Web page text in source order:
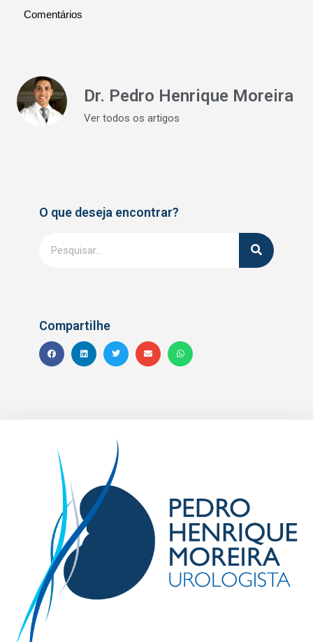
Comentários
Dr. Pedro Henrique Moreira
Ver todos os artigos
O que deseja encontrar?
Compartilhe